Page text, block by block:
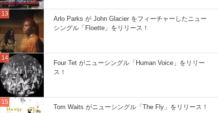
Arlo Parks が John Glacier をフィーチャーしたニュー
シングル「Floette」をリリース！
Four Tet がニューシングル「Human Voice」をリリー
ス！
Tom Waits がニューシングル「The Fly」をリリース！